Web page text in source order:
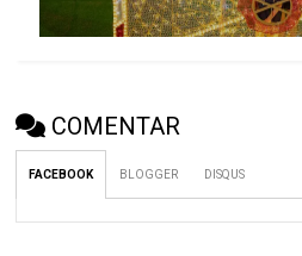
COMENTAR
FACEBOOK BLOGGER DISQUS